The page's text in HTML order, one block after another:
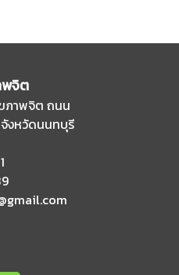
จิต
ภาพจิต ถนน
จังหวัดนนทบุรี